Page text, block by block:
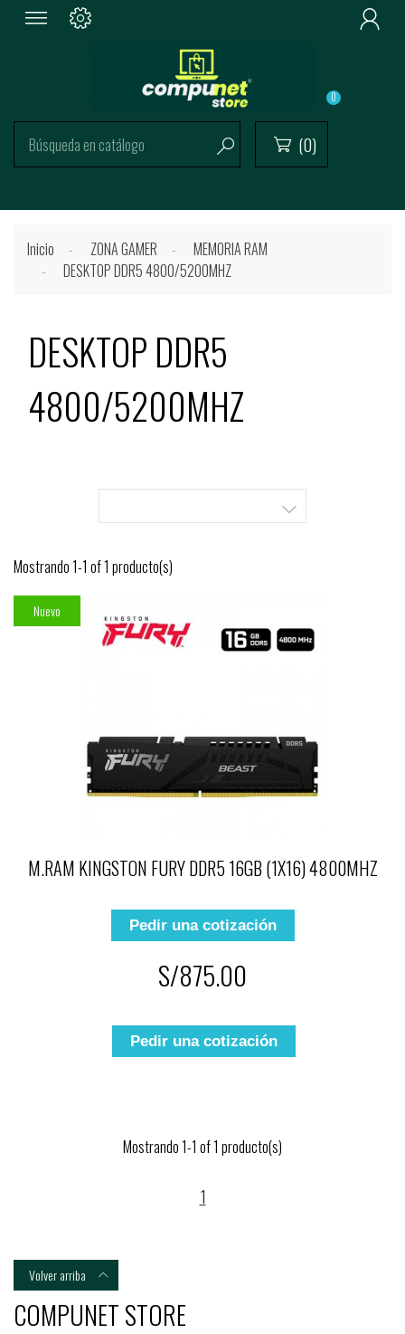

  (0)
0
Inicio ZONA GAMER
MEMORIA RAM
DESKTOP DDR5 4800/5200MHZ
COMPUNET STORE
DESKTOP DDR5
4800/5200MHZ

Mostrando 1-1 of 1 producto(s)
Nuevo
M.RAM KINGSTON FURY DDR5 16GB (1X16) 4800MHZ
Pedir una cotización
S/875.00
Pedir una cotización
Mostrando 1-1 of 1 producto(s)
1
Volver arriba 